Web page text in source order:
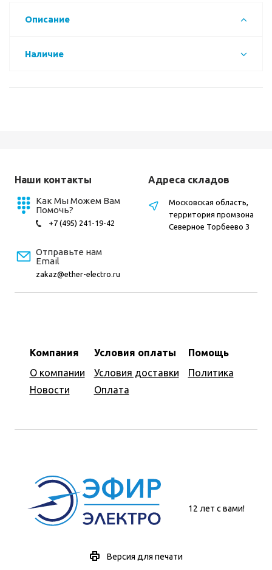
Описание
Наличие
Наши контакты
Как Мы Можем Вам
Помочь?
+7 (495) 241-19-42
Отправьте нам
Email
zakaz@ether-electro.ru
Компания
О компании
Новости
Условия оплаты
Условия доставки
Оплата
Помощь
Политика
Адреса складов
Московская область,
территория промзона
Северное Торбеево 3
12 лет с вами!
Версия для печати